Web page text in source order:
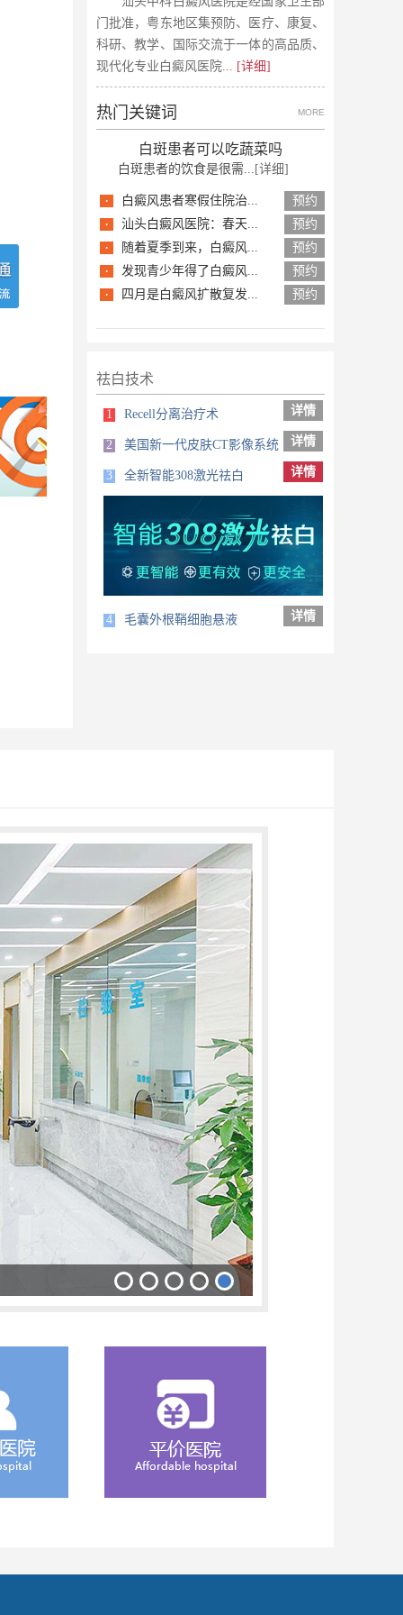
门批准，粤东地区集预防、医疗、康复、
科研、教学、国际交流于一体的高品质、
现代化专业白癜风医院... [详细]
热门关键词 MORE
白斑患者可以吃蔬菜吗
白斑患者的饮食是很需... [详细]
· 白癜风患者寒假住院治... 预约
· 汕头白癜风医院：春天... 预约
· 随着夏季到来，白癜风... 预约
· 发现青少年得了白癜风... 预约
· 四月是白癜风扩散复发... 预约
祛白技术
1 Recell分离治疗术 详情
2 美国新一代皮肤CT影像系统 详情
3 全新智能308激光祛白 详情
4 毛囊外根鞘细胞悬液 详情